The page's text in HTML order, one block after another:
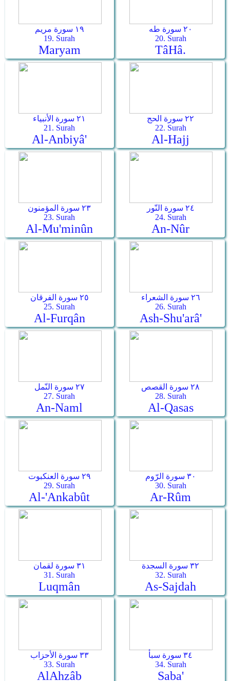
١٩ سورة مريم
19. Surah
Maryam
٢٠ سورة طه
20. Surah
Tâ­Hâ.
٢١ سورة الأنبياء
21. Surah
Al-Anbiyâ'
٢٢ سورة الحج
22. Surah
Al-Hajj
٢٣ سورة المؤمنون
23. Surah
Al-Mu'minûn
٢٤ سورة النّور
24. Surah
An-Nûr
٢٥ سورة الفرقان
25. Surah
Al-Furqân
٢٦ سورة الشعراء
26. Surah
Ash-Shu'arâ'
٢٧ سورة النّمل
27. Surah
An-Naml
٢٨ سورة القصص
28. Surah
Al-Qasas
٢٩ سورة العنكبوت
29. Surah
Al-'Ankabût
٣٠ سورة الرّوم
30. Surah
Ar-­Rûm
٣١ سورة لقمان
31. Surah
Luqmân
٣٢ سورة السجدة
32. Surah
As-­Sajdah
٣٣ سورة الأحزاب
33. Surah
Al­Ahzâb
٣٤ سورة سبأ
34. Surah
Saba'